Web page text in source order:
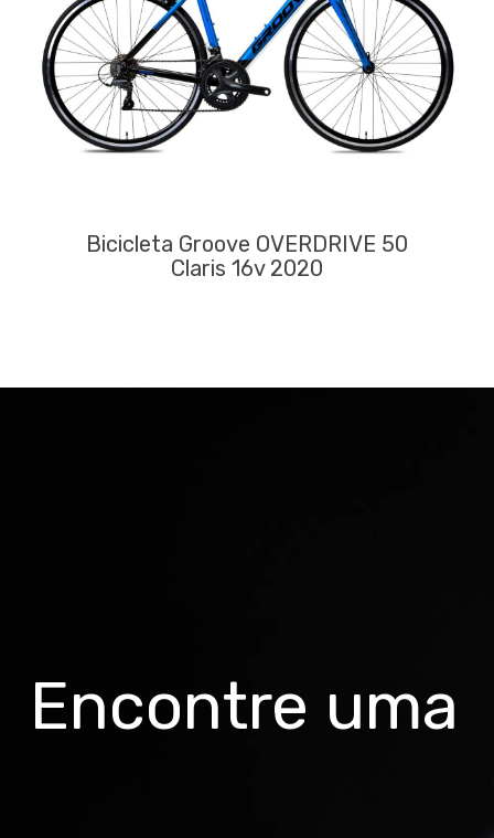
Bicicleta Groove OVERDRIVE 50
Claris 16v 2020
Encontre uma